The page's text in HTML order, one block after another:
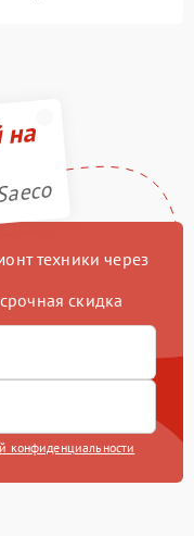
техники через
скидка
конфиденциальности